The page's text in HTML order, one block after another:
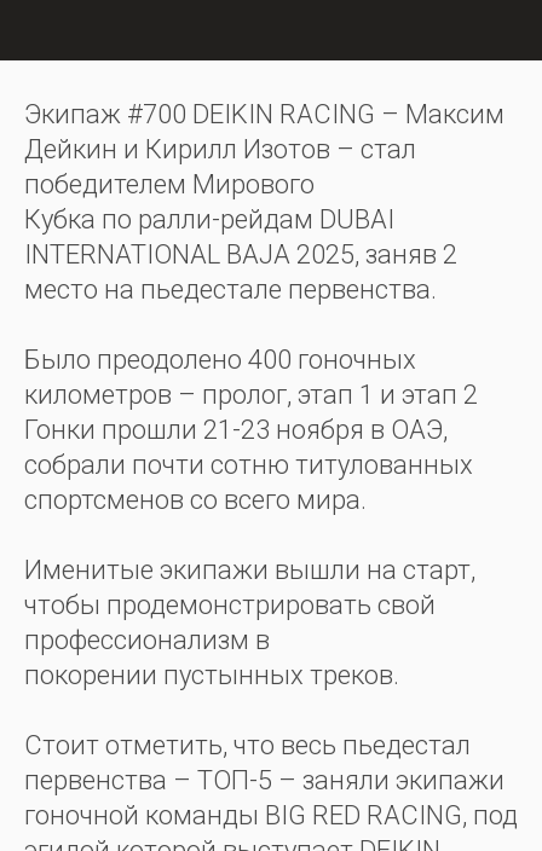
Экипаж #700 DEIKIN RACING – Максим
Дейкин и Кирилл Изотов – стал
победителем Мирового
Кубка по ралли-рейдам DUBAI
INTERNATIONAL BAJA 2025, заняв 2
место на пьедестале первенства.
Было преодолено 400 гоночных
километров – пролог, этап 1 и этап 2
Гонки прошли 21-23 ноября в ОАЭ,
собрали почти сотню титулованных
спортсменов со всего мира.
Именитые экипажи вышли на старт,
чтобы продемонстрировать свой
профессионализм в
покорении пустынных треков.
Стоит отметить, что весь пьедестал
первенства – ТОП-5 – заняли экипажи
гоночной команды BIG RED RACING, под